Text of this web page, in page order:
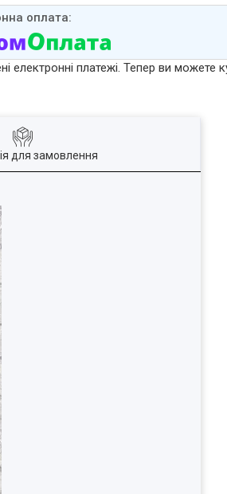
електронні платежі. Тепер ви можете
для замовлення